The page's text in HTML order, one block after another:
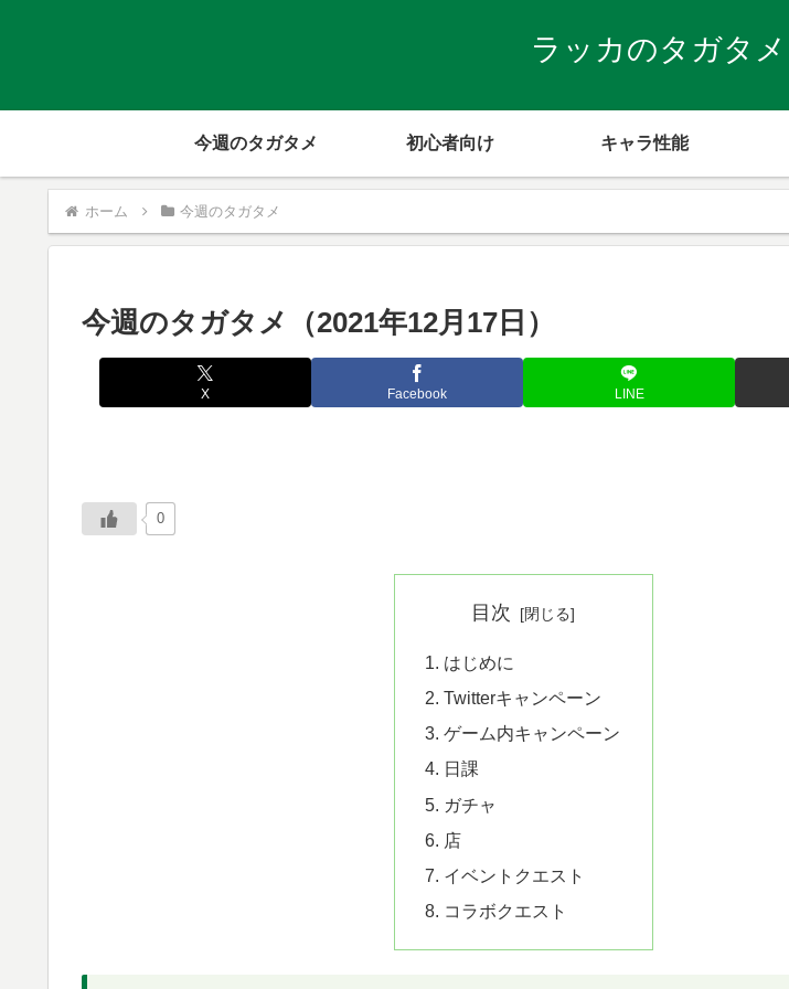
ラッカのタガタメ
今週のタガタメ 初心者向け キャラ性能
ホーム 今週のタガタメ
今週のタガタメ（2021年12月17日）
X Facebook LINE
0
目次
はじめに
Twitterキャンペーン
ゲーム内キャンペーン
日課
ガチャ
店
イベントクエスト
コラボクエスト